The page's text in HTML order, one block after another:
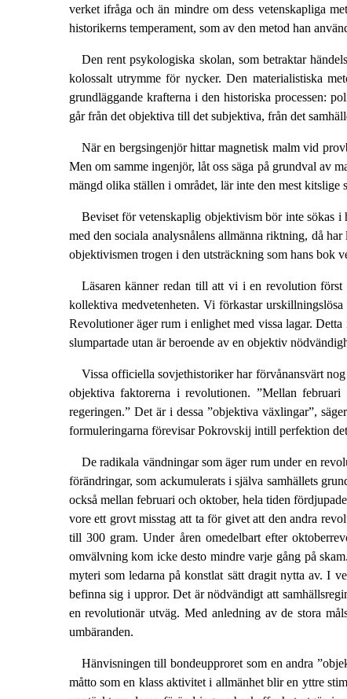
verket ifråga och än mindre om dess vetenskapliga
historikerns temperament, som av den metod han
Den rent psykologiska skolan, som betraktar
kolossalt utrymme för nycker. Den materialistiska
grundläggande krafterna i den historiska processen:
går från det objektiva till det subjektiva, från det
När en bergsingenjör hittar magnetisk malm vid
Men om samme ingenjör, låt oss säga på grundval av
mängd olika ställen i området, lär inte den mest kitslige
Beviset för vetenskaplig objektivism bör inte sökas
med den sociala analysnålens allmänna riktning, då
objektivismen trogen i den utsträckning som hans bok
Läsaren känner redan till att vi i en revolution först
kollektiva medvetenheten. Vi förkastar
Revolutioner äger rum i enlighet med vissa lagar.
slumpartade utan är beroende av en objektiv
Vissa officiella sovjethistoriker har förvånansvärt
objektiva faktorerna i revolutionen. ”Mellan
regeringen.” Det är i dessa ”objektiva växlingar”,
formuleringarna förevisar Pokrovskij intill perfektion
De radikala vändningar som äger rum under en
förändringar, som ackumulerats i själva samhällets
också mellan februari och oktober, hela tiden
vore ett grovt misstag att ta för givet att den andra
till 300 gram. Under åren omedelbart efter
omvälvning kom icke desto mindre varje gång på
myteri som ledarna på konstlat sätt dragit nytta av. I
befinna sig i uppror. Det är nödvändigt att
en revolutionär utväg. Med anledning av de stora
umbäranden.
Hänvisningen till bondeupproret som en andra
måtto som en klass aktivitet i allmänhet blir en yttre